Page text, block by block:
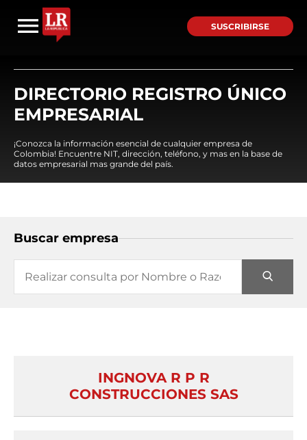
SUSCRIBIRSE
DIRECTORIO REGISTRO ÚNICO
EMPRESARIAL
¡Conozca la información esencial de cualquier empresa de
Colombia! Encuentre NIT, dirección, teléfono, y mas en la base de
datos empresarial mas grande del país.
Buscar empresa
INGNOVA R P R
CONSTRUCCIONES SAS